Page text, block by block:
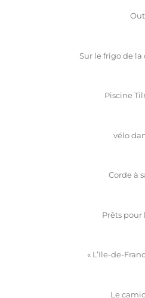
Sur le frigo de
Piscine
vélo
Corde à
Prêts
« L’Ile-de-
Le